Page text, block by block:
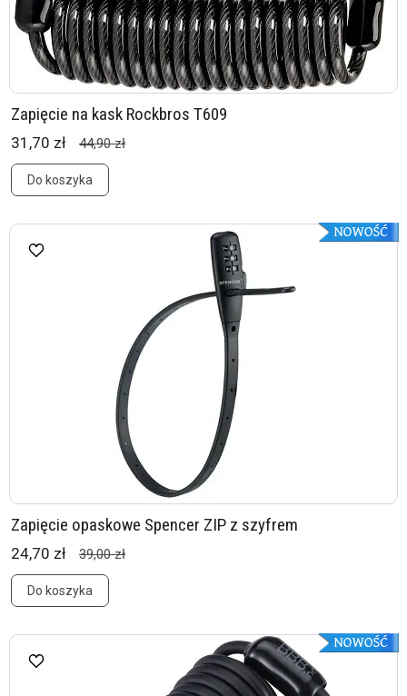
Zapięcie na kask Rockbros T609
31,70 zł 44,90 zł
Do koszyka
Zapięcie opaskowe Spencer ZIP z szyfrem
24,70 zł 39,00 zł
Do koszyka